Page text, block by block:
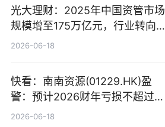
光大理财：2025年中国资管市场
规模增至175万亿元，行业转向
“量质并重”
2026-06-18
快看：南南资源(01229.HK)盈
警：预计2026财年亏损不超过
1000万港元
2026-06-18